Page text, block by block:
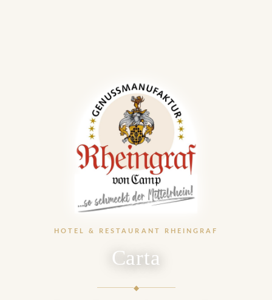
HOTEL & RESTAURANT RHEINGRAF
Carta
◆